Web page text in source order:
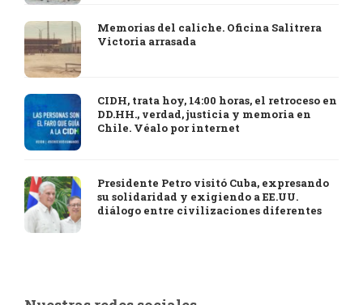
Memorias del caliche. Oficina Salitrera
Victoria arrasada
CIDH, trata hoy, 14:00 horas, el retroceso en
DD.HH., verdad, justicia y memoria en
Chile. Véalo por internet
Presidente Petro visitó Cuba, expresando
su solidaridad y exigiendo a EE.UU.
diálogo entre civilizaciones diferentes